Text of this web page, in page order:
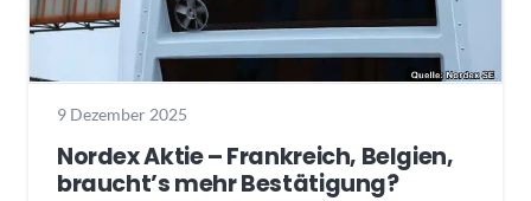
9 Dezember 2025
Nordex Aktie – Frankreich, Belgien,
braucht’s mehr Bestätigung?